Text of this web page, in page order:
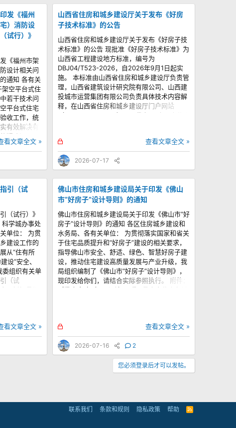
发《福州
）消防设
试行）》
《福州市架
设计相关问
通知 各有关
空平台式住
若干技术问
平台式住宅
收工作，统
有效解决有
疑难问题，
究，我局组
（抬板式住
（一）（试
看文章全文 »
山西省住房和城乡建设厅关于发布《好房
子技术标准》的公告
山西省住房和城乡建设厅关于发布《好房子技
术标准》的公告 现批准《好房子技术标准》为
山西省工程建设地方标准，编号为
DBJ04/T523-2026，自2026年9月1日起实
施。 本标准由山西省住房和城乡建设厅负责管
理，山西省建筑设计研究院有限公司、山西建
投城市运营集团有限公司负责具体技术内容解
释，在山西省住房和城乡建设厅门户网站
（zjt.shanxi.gov.cn）公开发布。 山西省住房
开）
锁
定
查看文章全文 »
2026-07-17
引（试
（试行）》
学城办事处
单位： 为贯
建设工作的
从“住有所
设“安全、
委组织有关单
（试
际抓好贯彻
看文章全文 »
佛山市住房和城乡建设局关于印发《佛山
市“好房子”设计导则》的通知
佛山市住房和城乡建设局关于印发《佛山市“好
房子”设计导则》的通知 各区住房城乡建设和
水务局、各有关单位： 为贯彻落实国家和省关
于住宅品质提升和“好房子”建设的相关要求，
指导佛山市安全、舒适、绿色、智慧好房子建
设，推动住宅建设高质量发展与产业升级，我
局组织编制了《佛山市“好房子”设计导则》，
现印发给你们，请结合实际参照执行。 附件：
《佛山市“好房子”设计导则》 佛山市住房和城
锁
定
查看文章全文 »
2026-07-16 2
您必须登录后才可以发帖。
联系我们 条款和规则 隐私政策 帮助
R